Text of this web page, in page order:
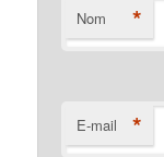
Nom *
E-mail *